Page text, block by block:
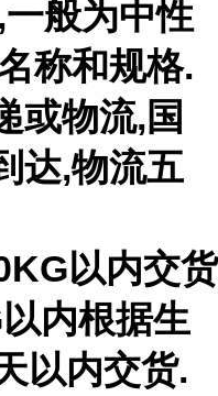
般为中性
称和规格.
或物流,国
达,物流五
以内交货
内根据生
以内交货.